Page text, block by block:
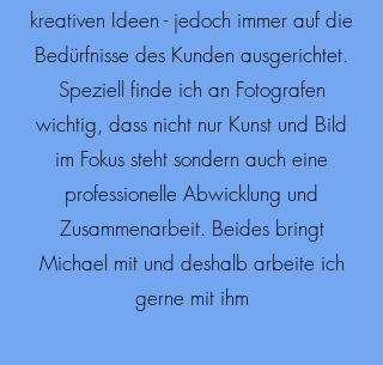
kreativen Ideen - jedoch immer auf die
Bedürfnisse des Kunden ausgerichtet.
Speziell finde ich an Fotografen
wichtig, dass nicht nur Kunst und Bild
im Fokus steht sondern auch eine
professionelle Abwicklung und
Zusammenarbeit. Beides bringt
Michael mit und deshalb arbeite ich
gerne mit ihm